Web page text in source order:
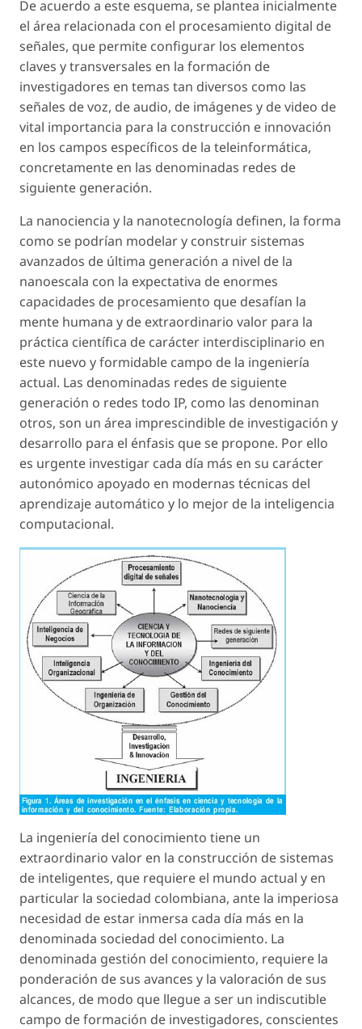
De acuerdo a este esquema, se plantea inicialmente
el área relacionada con el procesamiento digital de
señales, que permite configurar los elementos
claves y transversales en la formación de
investigadores en temas tan diversos como las
señales de voz, de audio, de imágenes y de video de
vital importancia para la construcción e innovación
en los campos específicos de la teleinformática,
concretamente en las denominadas redes de
siguiente generación.
La nanociencia y la nanotecnología definen, la forma
como se podrían modelar y construir sistemas
avanzados de última generación a nivel de la
nanoescala con la expectativa de enormes
capacidades de procesamiento que desafían la
mente humana y de extraordinario valor para la
práctica científica de carácter interdisciplinario en
este nuevo y formidable campo de la ingeniería
actual. Las denominadas redes de siguiente
generación o redes todo IP, como las denominan
otros, son un área imprescindible de investigación y
desarrollo para el énfasis que se propone. Por ello
es urgente investigar cada día más en su carácter
autonómico apoyado en modernas técnicas del
aprendizaje automático y lo mejor de la inteligencia
computacional.
La ingeniería del conocimiento tiene un
extraordinario valor en la construcción de sistemas
de inteligentes, que requiere el mundo actual y en
particular la sociedad colombiana, ante la imperiosa
necesidad de estar inmersa cada día más en la
denominada sociedad del conocimiento. La
denominada gestión del conocimiento, requiere la
ponderación de sus avances y la valoración de sus
alcances, de modo que llegue a ser un indiscutible
campo de formación de investigadores, conscientes